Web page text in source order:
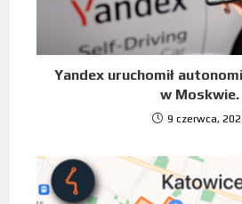
Yandex uruchomił
w Moskwie.
9 czerwca,